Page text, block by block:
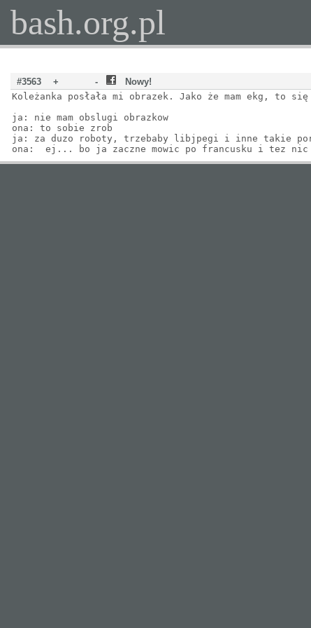
bash.org.pl
#3563 + -
Nowy!
Koleżanka posłała mi obrazek. Jako że mam ekg, to
ja: nie mam obslugi obrazkow
ona: to sobie zrob
ja: za duzo roboty, trzebaby libjpegi i inne takie
ona: ej... bo ja zaczne mowic po francusku i tez